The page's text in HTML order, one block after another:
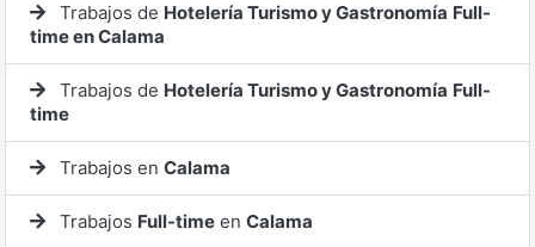
Trabajos de Hotelería Turismo y Gastronomía Full-
time en Calama
Trabajos de Hotelería Turismo y Gastronomía Full-
time
Trabajos en Calama
Trabajos Full-time en Calama